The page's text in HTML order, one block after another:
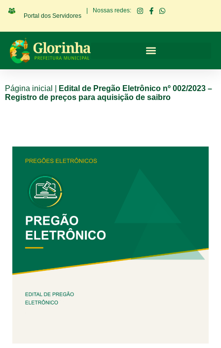
Portal dos Servidores
Nossas redes:
Página inicial
Edital de Pregão Eletrônico nº 002/2023 –
Registro de preços para aquisição de saibro